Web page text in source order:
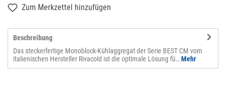
Zum Merkzettel hinzufügen
Beschreibung
Das steckerfertige Monoblock-Kühlaggregat der Serie BEST CM vom
italienischen Hersteller Rivacold ist die optimale Lösung fü… Mehr